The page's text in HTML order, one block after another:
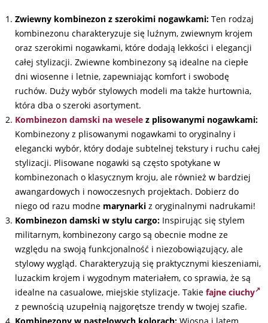
Zwiewny kombinezon z szerokimi nogawkami: Ten rodzaj
kombinezonu charakteryzuje się luźnym, zwiewnym krojem
oraz szerokimi nogawkami, które dodają lekkości i elegancji
całej stylizacji. Zwiewne kombinezony są idealne na ciepłe
dni wiosenne i letnie, zapewniając komfort i swobodę
ruchów. Duży wybór stylowych modeli ma także hurtownia,
która dba o szeroki asortyment.
Kombinezon damski na wesele z plisowanymi nogawkami:
Kombinezony z plisowanymi nogawkami to oryginalny i
elegancki wybór, który dodaje subtelnej tekstury i ruchu całej
stylizacji. Plisowane nogawki są często spotykane w
kombinezonach o klasycznym kroju, ale również w bardziej
awangardowych i nowoczesnych projektach. Dobierz do
niego od razu modne marynarki z oryginalnymi nadrukami!
Kombinezon damski w stylu cargo: Inspirując się stylem
militarnym, kombinezony cargo są obecnie modne ze
względu na swoją funkcjonalność i niezobowiązujący, ale
stylowy wygląd. Charakteryzują się praktycznymi kieszeniami,
luzackim krojem i wygodnym materiałem, co sprawia, że są
idealne na casualowe, miejskie stylizacje. Takie fajne ciuchy
z pewnością uzupełnią najgorętsze trendy w twojej szafie.
Kombinezony w pastelowych kolorach: Wiosną i latem